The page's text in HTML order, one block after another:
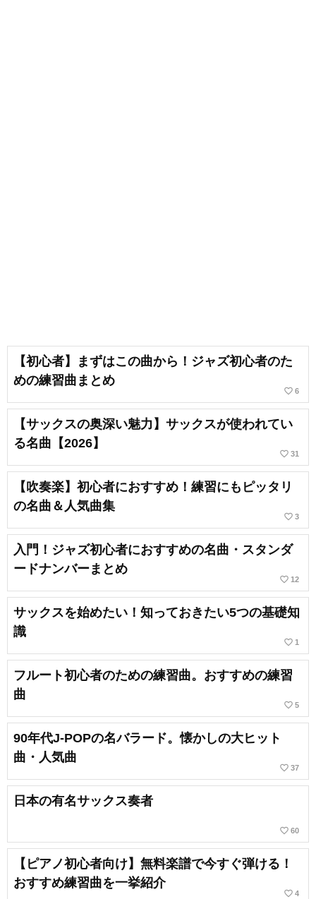
【初心者】まずはこの曲から！ジャズ初心者のた
めの練習曲まとめ
favorite_border 6
【サックスの奥深い魅力】サックスが使われてい
る名曲【2026】
favorite_border 31
【吹奏楽】初心者におすすめ！練習にもピッタリ
の名曲＆人気曲集
favorite_border 3
入門！ジャズ初心者におすすめの名曲・スタンダ
ードナンバーまとめ
favorite_border 12
サックスを始めたい！知っておきたい5つの基礎知
識
favorite_border 1
フルート初心者のための練習曲。おすすめの練習
曲
favorite_border 5
90年代J-POPの名バラード。懐かしの大ヒット
曲・人気曲
favorite_border 37
日本の有名サックス奏者
favorite_border 60
【ピアノ初心者向け】無料楽譜で今すぐ弾ける！
おすすめ練習曲を一挙紹介
favorite_border 4